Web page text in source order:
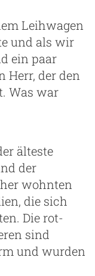
Leihwagen
und als wir
ein paar
Herr, der den
Was war
älteste
der
wohnten
die sich
Die rot-
sind
und wurden